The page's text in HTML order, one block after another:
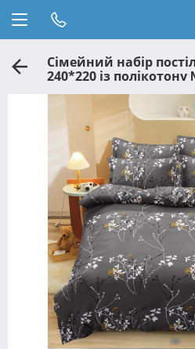
Сімейний набір
240*220 із полікотону
Черешенька™